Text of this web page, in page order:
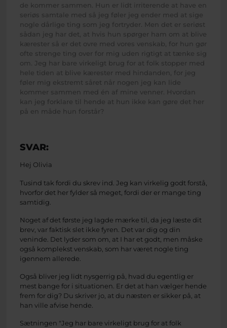
de kommer sammen. Hun er lidt irriterende at have en
seriøs samtale med så jeg føler jeg ender med at sige
nogle dårlige ting som jeg fortryder. Men det er seriøst
sådan jeg har det, at hvis hun spørger ham om at blive
kærester så er det ovre med vores venskab, for hun gør
ofte strenge ting over for mig uden rigtigt at tænke sig
om. Jeg har bare virkeligt brug for at folk stopper med
hele tiden at blive kærester med hindanden, for jeg
føler mig ekstremt såret når nogen jeg kan lide
kommer sammen med én af mine venner. Hvordan
kan jeg forklare til hende at hun ikke kan gøre det her
på en måde hun forstår?
SVAR:
Hej Olivia
Tusind tak fordi du skrev ind. Jeg kan virkelig godt forstå,
hvorfor det her fylder så meget, fordi der er mange ting
samtidig.
Noget af det første jeg lagde mærke til, da jeg læste dit
brev, var faktisk slet ikke fyren. Det var dig og din
veninde. Det lyder som om, at I har et godt, men måske
også komplekst venskab, som har været nogle ting
igennem allerede.
Også bliver jeg lidt nysgerrig på, hvad du egentlig er
mest bange for i situationen. Er det at han vælger hende
frem for dig? Du skriver jo, at du næsten er sikker på, at
han ville afvise hende.
Sætningen "Jeg har bare virkeligt brug for at folk